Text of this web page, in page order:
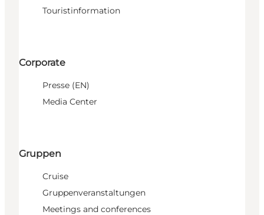
Touristinformation
Corporate
Presse (EN)
Media Center
Gruppen
Cruise
Gruppenveranstaltungen
Meetings and conferences